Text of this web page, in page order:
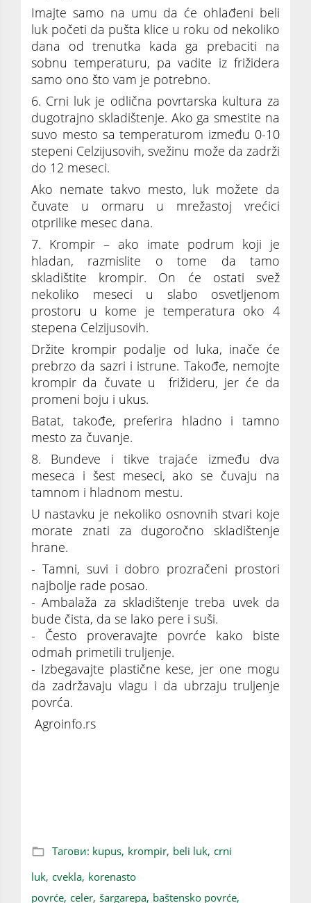
Imajte samo na umu da će ohlađeni beli
luk početi da pušta klice u roku od nekoliko
dana od trenutka kada ga prebaciti na
sobnu temperaturu, pa vadite iz frižidera
samo ono što vam je potrebno.
6. Crni luk je odlična povrtarska kultura za
dugotrajno skladištenje. Ako ga smestite na
suvo mesto sa temperaturom između 0-10
stepeni Celzijusovih, svežinu može da zadrži
do 12 meseci.
Ako nemate takvo mesto, luk možete da
čuvate u ormaru u mrežastoj vrećici
otprilike mesec dana.
7. Krompir – ako imate podrum koji je
hladan, razmislite o tome da tamo
skladištite krompir. On će ostati svež
nekoliko meseci u slabo osvetljenom
prostoru u kome je temperatura oko 4
stepena Celzijusovih.
Držite krompir podalje od luka, inače će
prebrzo da sazri i istrune. Takođe, nemojte
krompir da čuvate u frižideru, jer će da
promeni boju i ukus.
Batat, takođe, preferira hladno i tamno
mesto za čuvanje.
8. Bundeve i tikve trajaće između dva
meseca i šest meseci, ako se čuvaju na
tamnom i hladnom mestu.
U nastavku je nekoliko osnovnih stvari koje
morate znati za dugoročno skladištenje
hrane.
- Tamni, suvi i dobro prozračeni prostori
najbolje rade posao.
- Ambalaža za skladištenje treba uvek da
bude čista, da se lako pere i suši.
- Često proveravajte povrće kako biste
odmah primetili truljenje.
- Izbegavajte plastične kese, jer one mogu
da zadržavaju vlagu i da ubrzaju truljenje
povrća.
Agroinfo.rs
Тагови: kupus, krompir, beli luk, crni
luk, cvekla, korenasto
povrće, celer, šargarepa, baštensko povrće,